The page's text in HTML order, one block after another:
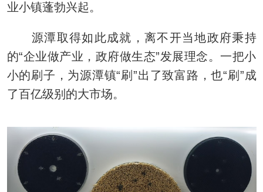
业小镇蓬勃兴起。
源潭取得如此成就，离不开当地政府秉持
的“企业做产业，政府做生态”发展理念。一把小
小的刷子，为源潭镇“刷”出了致富路，也“刷”成
了百亿级别的大市场。